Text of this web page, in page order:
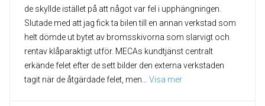
de skyllde istället på att något var fel i upphängningen.
Slutade med att jag fick ta bilen till en annan verkstad som
helt dömde ut bytet av bromsskivorna som slarvigt och
rentav klåparaktigt utför. MECAs kundtjänst centralt
erkände felet efter de sett bilder den externa verkstaden
tagit när de åtgärdade felet, men
Visa mer